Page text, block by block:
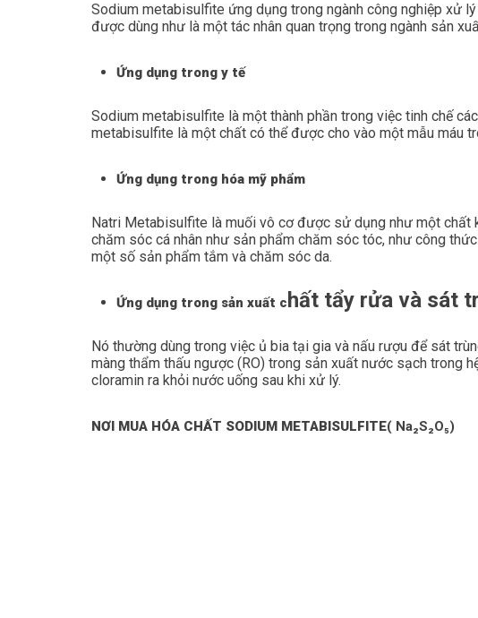
Sodium metabisulfite ứng dụng trong ngành công nghiệp xử
được dùng như là một tác nhân quan trọng trong ngành sản
Ứng dụng trong y tế
Sodium metabisulfite là một thành phần trong việc tinh chế
metabisulfite là một chất có thể được cho vào một mẫu máu
Ứng dụng trong hóa mỹ phẩm
Natri Metabisulfite là muối vô cơ được sử dụng như một chất
chăm sóc cá nhân như sản phẩm chăm sóc tóc, như công
một số sản phẩm tắm và chăm sóc da.
Ứng dụng trong sản xuất c hất tẩy rửa và sát
Nó thường dùng trong việc ủ bia tại gia và nấu rượu để sát
màng thẩm thấu ngược (RO) trong sản xuất nước sạch trong
cloramin ra khỏi nước uống sau khi xử lý.
NƠI MUA HÓA CHẤT SODIUM METABISULFITE( Na₂S₂O₅)